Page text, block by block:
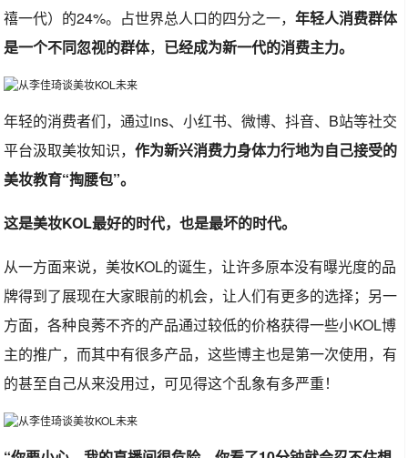
禧一代）的24%。占世界总人口的四分之一，年轻人消费群体
是一个不同忽视的群体， 已经成为新一代的消费主力。
年轻的消费者们，通过ins、小红书、微博、抖音、B站等社交
平台汲取美妆知识，作为新兴消费力身体力行地为自己接受的
美妆教育“掏腰包”。
这是美妆KOL最好的时代，也是最坏的时代。
从一方面来说，美妆KOL的诞生，让许多原本没有曝光度的品
牌得到了展现在大家眼前的机会，让人们有更多的选择；另一
方面，各种良莠不齐的产品通过较低的价格获得一些小KOL博
主的推广，而其中有很多产品，这些博主也是第一次使用，有
的甚至自己从来没用过，可见得这个乱象有多严重！